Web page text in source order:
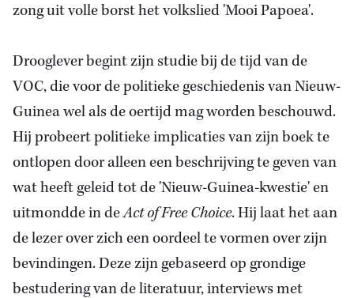
zong uit volle borst het volkslied 'Mooi Papoea'.
Drooglever begint zijn studie bij de tijd van de
VOC, die voor de politieke geschiedenis van Nieuw-
Guineawel als de oertijd mag worden beschouwd.
Hij probeert politieke implicaties van zijn boek te
ontlopen door alleen een beschrijving te geven van
wat heeft geleid tot de 'Nieuw-Guinea-kwestie' en
uitmondde in deAct of Free Choice. Hij laat het aan
de lezer over zich een oordeel te vormen over zijn
bevindingen. Deze zijn gebaseerd op grondige
bestudering van de literatuur, interviews met